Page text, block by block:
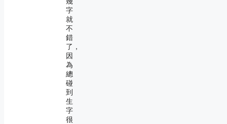
字
就
不
錯
了，
因
為
總
碰
到
生
字
很